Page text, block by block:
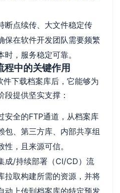
断点续传、大文件稳定传
保在软件开发团队需要频繁
，服务稳定可靠。
程中的关键作用
下载档案库后，它能够为
提供坚实支撑：
安全的FTP通道，从档案库
包、第三方库、内部共享组
，且来源可信。
成/持续部署（CI/CD）流
拉取构建所需的资源，并将